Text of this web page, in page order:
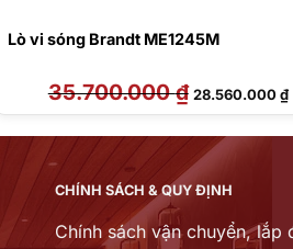
Lò vi sóng Brandt ME1245M
35.700.000₫ Giá
gốc
là:
28.560.000₫
CHÍNH SÁCH & QUY ĐỊNH
Chính sách vận chuyển, lắp